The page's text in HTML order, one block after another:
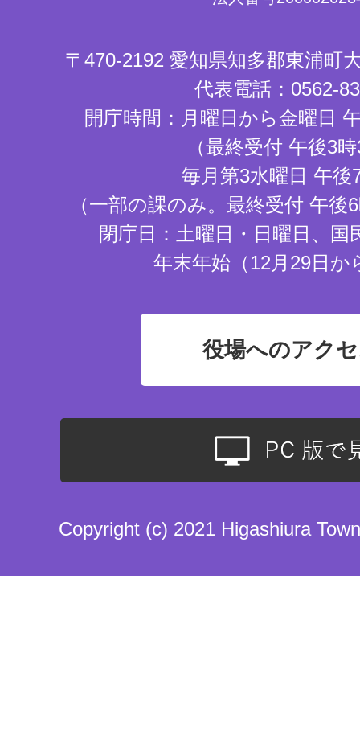
〒470-2192 愛知県知多郡東浦町
代表電話：0562-
開庁時間：月曜日から金曜日
（最終受付 午後3
毎月第3水曜日 午後
（一部の課のみ。最終受付 午
閉庁日：土曜日・日曜日、国
年末年始（12月29日か
役場へのアク
Copyright (c) 2021 Higashiura